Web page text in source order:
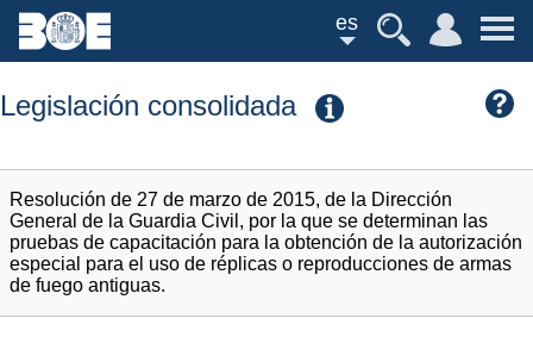
es
Legislación consolidada
Resolución de 27 de marzo de 2015, de la Dirección
General de la Guardia Civil, por la que se determinan las
pruebas de capacitación para la obtención de la autorización
especial para el uso de réplicas o reproducciones de armas
de fuego antiguas.